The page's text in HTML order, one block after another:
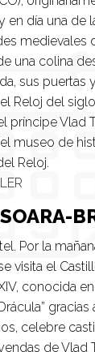
en día una de
medievales
una colina
sus puertas
Reloj del
príncipe Vlad
museo de
Reloj.
Por la
visita el
conocida
gracias
celebre
de Vlad